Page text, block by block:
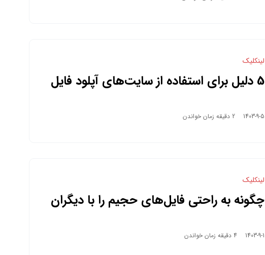
لینکلیک
5 دلیل برای استفاده از سایت‌های آپلود فایل
1403-9-5 2 دقیقه زمان خواندن
لینکلیک
چگونه به راحتی فایل‌های حجیم را با دیگران
1403-9-1 4 دقیقه زمان خواندن